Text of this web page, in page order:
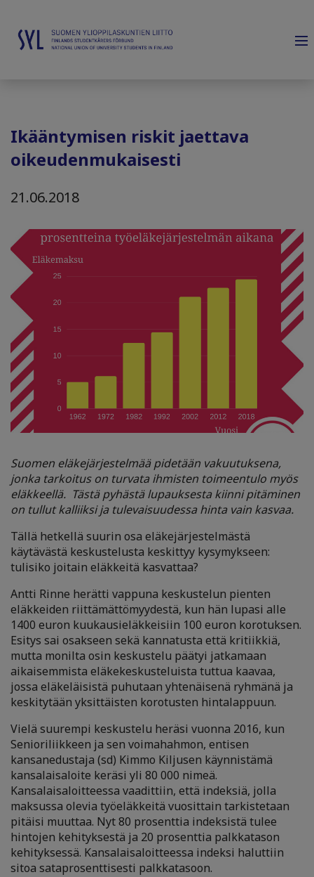
Ikääntymisen riskit jaettava
oikeudenmukaisesti
21.06.2018
Suomen eläkejärjestelmää pidetään vakuutuksena,
jonka tarkoitus on turvata ihmisten toimeentulo myös
eläkkeellä. Tästä pyhästä lupauksesta kiinni pitäminen
on tullut kalliiksi ja tulevaisuudessa hinta vain kasvaa.
Tällä hetkellä suurin osa eläkejärjestelmästä
käytävästä keskustelusta keskittyy kysymykseen:
tulisiko joitain eläkkeitä kasvattaa?
Antti Rinne herätti vappuna keskustelun pienten
eläkkeiden riittämättömyydestä, kun hän lupasi alle
1400 euron kuukausieläkkeisiin 100 euron korotuksen.
Esitys sai osakseen sekä kannatusta että kritiikkiä,
mutta monilta osin keskustelu päätyi jatkamaan
aikaisemmista eläkekeskusteluista tuttua kaavaa,
jossa eläkeläisistä puhutaan yhtenäisenä ryhmänä ja
keskitytään yksittäisten korotusten hintalappuun.
Vielä suurempi keskustelu heräsi vuonna 2016, kun
Senioriliikkeen ja sen voimahahmon, entisen
kansanedustaja (sd) Kimmo Kiljusen käynnistämä
kansalaisaloite keräsi yli 80 000 nimeä.
Kansalaisaloitteessa vaadittiin, että indeksiä, jolla
maksussa olevia työeläkkeitä vuosittain tarkistetaan
pitäisi muuttaa. Nyt 80 prosenttia indeksistä tulee
hintojen kehityksestä ja 20 prosenttia palkkatason
kehityksessä. Kansalaisaloitteessa indeksi haluttiin
sitoa sataprosenttisesti palkkatasoon.